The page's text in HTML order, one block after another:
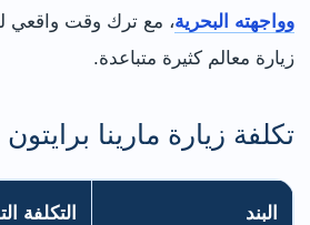
وواجهته البحرية، مع ترك وقت واقعي
زيارة معالم كثيرة متباعدة.
تكلفة زيارة مارينا برايتون
البند التكلفة